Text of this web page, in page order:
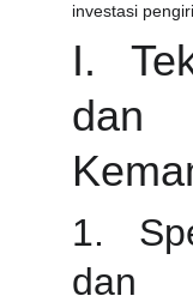
investasi
I.
dan
1.
dan